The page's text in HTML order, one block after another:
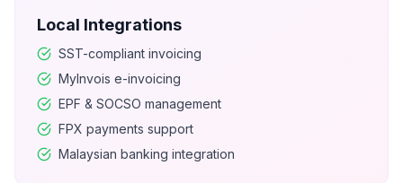
Local Integrations
SST-compliant invoicing
MyInvois e-invoicing
EPF & SOCSO management
FPX payments support
Malaysian banking integration